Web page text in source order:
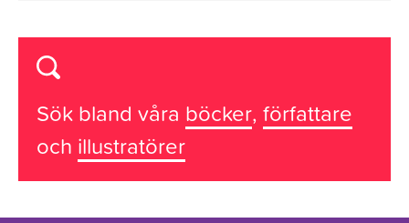
Sök bland våra böcker, författare
och illustratörer